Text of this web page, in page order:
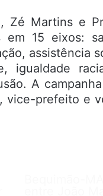
Zé Martins e
em 15 eixos:
assistência
igualdade
A
vice-prefeito e